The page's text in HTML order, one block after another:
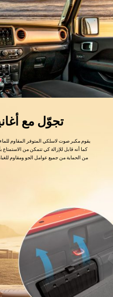
تجوّل مع
يقوم مكبر صوت لاسلكي المتوفر المقاوم
كما أنه قابل للإزالة كي تتمكن من الاستمتاع
من الحماية من جميع عوامل الجو ومقاوم للغبار والماء حتى